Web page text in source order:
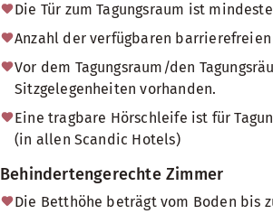
Die Tür zum Tagungsraum ist
Anzahl der verfügbaren barrierefreien
Vor dem Tagungsraum/den
Sitzgelegenheiten vorhanden.
Eine tragbare Hörschleife ist für
(in allen Scandic Hotels)
Behindertengerechte Zimmer
Die Betthöhe beträgt vom Boden bis